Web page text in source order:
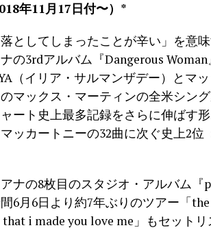
年11月17日付〜）*
としてしまったことが辛い」を意
の3rdアルバム『Dangerous
（イリア・サルマンザデー）とマ
マックス・マーティンの全米シン
ート史上最多記録をさらに伸ばす
ッカートニーの32曲に次ぐ史上2位
ナの8枚目のスタジオ・アルバム『
6月6日より約7年ぶりのツアー「
i made you love me」もセットリ